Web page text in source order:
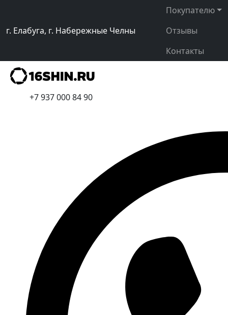
г. Елабуга, г. Набережные Челны
Покупателю
Отзывы
Контакты
+7 937 000 84 90